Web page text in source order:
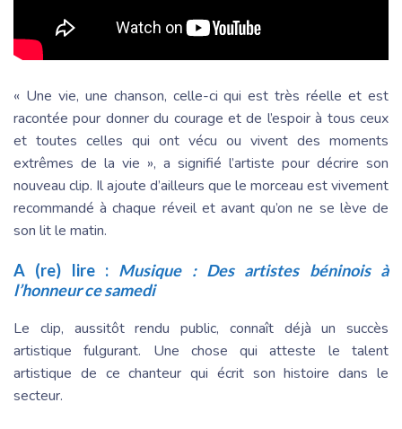
« Une vie, une chanson, celle-ci qui est très réelle et est
racontée pour donner du courage et de l’espoir à tous ceux
et toutes celles qui ont vécu ou vivent des moments
extrêmes de la vie », a signifié l’artiste pour décrire son
nouveau clip. Il ajoute d’ailleurs que le morceau est vivement
recommandé à chaque réveil et avant qu’on ne se lève de
son lit le matin.
A (re) lire : Musique : Des artistes béninois à
l’honneur ce samedi
Le clip, aussitôt rendu public, connaît déjà un succès
artistique fulgurant. Une chose qui atteste le talent
artistique de ce chanteur qui écrit son histoire dans le
secteur.